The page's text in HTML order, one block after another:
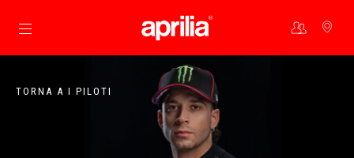
Vai al contenuto principale
TORNA A I PILOTI